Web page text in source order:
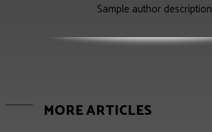
Sample author description
MORE ARTICLES